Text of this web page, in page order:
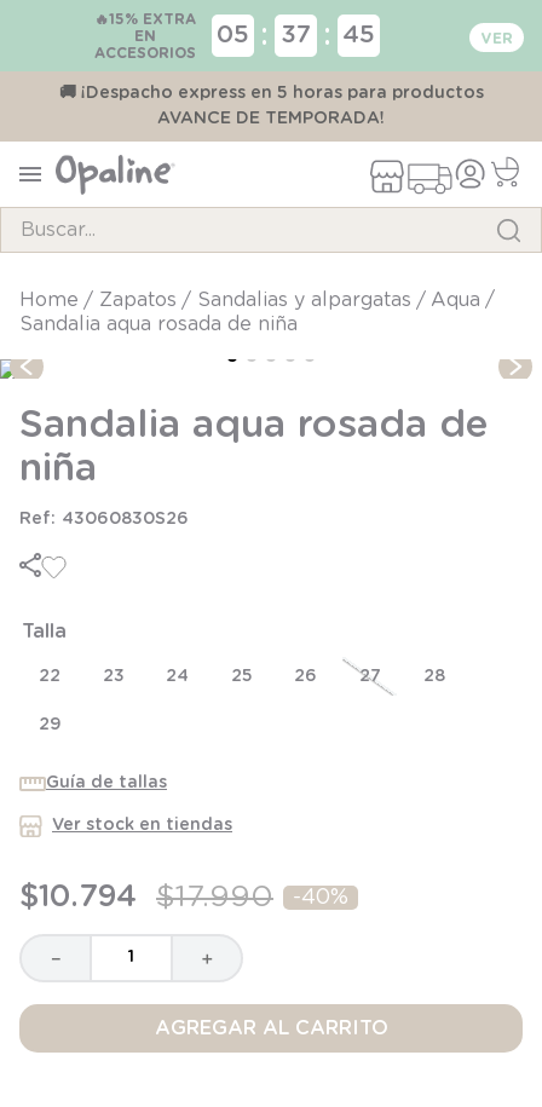
🔥15% EXTRA
EN
ACCESORIOS
05 : 37 : 45
🚚 ¡Despacho express en 5 horas para productos
AVANCE DE TEMPORADA!
zapatos sandalias y alpargatas
aqua
Sandalia aqua rosada de niña
Sandalia aqua rosada de
niña
43060830S26
Talla
22 23 24 25 26 27 28
29
Guía de tallas
Ver stock en tiendas
$10.794 $17.990 -40%
＋
－
AGREGAR AL CARRITO
TÉRMINOS MÁS BUSCADOS
pijama
3.
zapatillas
4 .
body
5
panty
8.
9.
saco
10